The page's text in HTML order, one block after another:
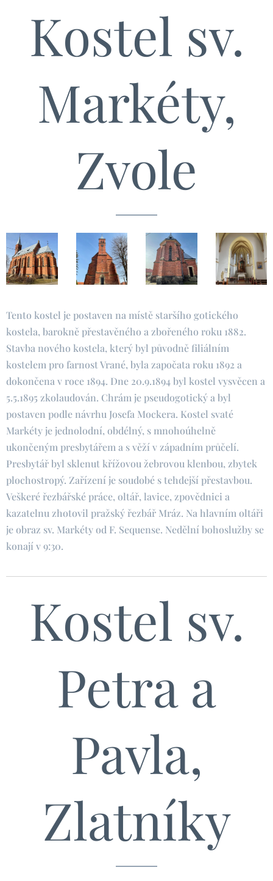
Kostel sv.
Markéty,
Zvole
Tento kostel je postaven na místě staršího gotického
kostela, barokně přestavěného a zbořeného roku 1882.
Stavba nového kostela, který byl původně filiálním
kostelem pro farnost Vrané, byla započata roku 1892 a
dokončena v roce 1894. Dne 20.9.1894 byl kostel vysvěcen a
5.5.1895 zkolaudován. Chrám je pseudogotický a byl
postaven podle návrhu Josefa Mockera. Kostel svaté
Markéty je jednolodní, obdélný, s mnohoúhelně
ukončeným presbytářem a s věží v západním průčelí.
Presbytář byl sklenut křížovou žebrovou klenbou, zbytek
plochostropý. Zařízení je soudobé s tehdejší přestavbou.
Veškeré řezbářské práce, oltář, lavice, zpovědnici a
kazatelnu zhotovil pražský řezbář Mráz. Na hlavním oltáři
je obraz sv. Markéty od F. Sequense. Nedělní bohoslužby se
konají v 9:30.
Kostel sv.
Petra a
Pavla,
Zlatníky